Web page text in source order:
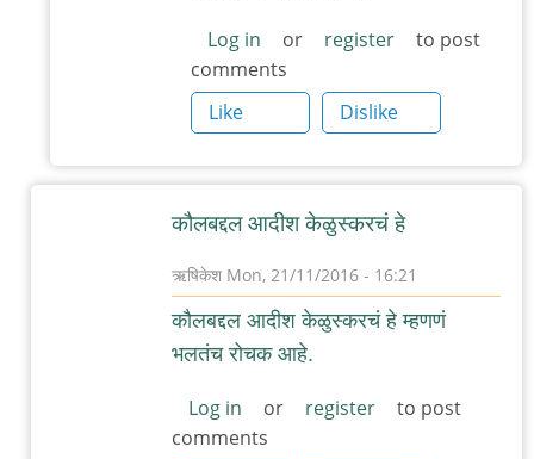
चव्हाण
by
अंतराआनंद
Log in or register
to post
comments
Like
Dislike
कौलबद्दल आदीश केळुस्करचं हे
ऋषिकेश Mon, 21/11/2016 - 16:21
In
reply
कौल
by
कौलबद्दल आदीश केळुस्करचं हे म्हणणं
भलतंच रोचक आहे.
Log in or register
to post
comments